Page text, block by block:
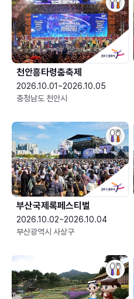
천안흥타령춤축제
2026.10.01~2026.10.05
충청남도 천안시
부산국제록페스티벌
2026.10.02~2026.10.04
부산광역시 사상구